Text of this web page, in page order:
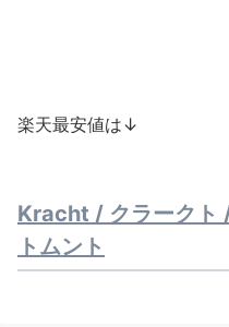
楽天最安値は↓
Kracht / クラークト
トムント